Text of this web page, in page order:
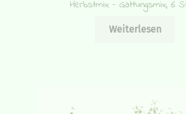
Herbstmix – Gattungsmix, 6
Weiterlesen